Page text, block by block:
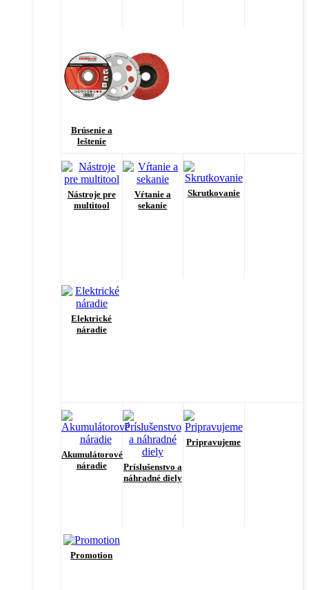
Brúsenie a
leštenie
Nástroje pre
multitool
Vŕtanie a
sekanie
Skrutkovanie
Elektrické
náradie
Akumulátorové
náradie
Príslušenstvo a
náhradné diely
Pripravujeme
Promotion